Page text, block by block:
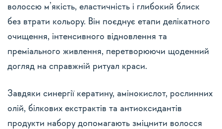
волоссю м’якість, еластичність і глибокий блиск
без втрати кольору. Він поєднує етапи делікатного
очищення, інтенсивного відновлення та
преміального живлення, перетворюючи щоденний
догляд на справжній ритуал краси.
Завдяки синергії кератину, амінокислот, рослинних
олій, білкових екстрактів та антиоксидантів
продукти набору допомагають зміцнити волосся